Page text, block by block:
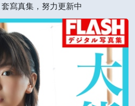
套寫真集，努力更新中